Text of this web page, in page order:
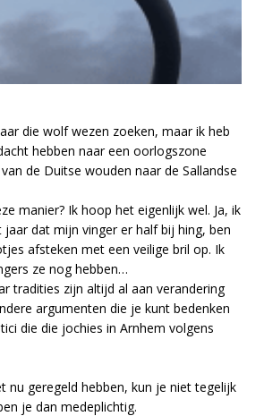
die wolf wezen zoeken, maar ik heb
hebben naar een oorlogszone
de Duitse wouden naar de Sallandse
manier? Ik hoop het eigenlijk wel. Ja, ik
dat mijn vinger er half bij hing, ben
afsteken met een veilige bril op. Ik
ze nog hebben…
tradities zijn altijd al aan verandering
argumenten die je kunt bedenken
die die jochies in Arnhem volgens
geregeld hebben, kun je niet tegelijk
je dan medeplichtig.